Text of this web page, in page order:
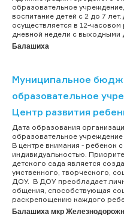
образовательное
воспитание детей с 2 до 7
осуществляется в 12-
дневной недели с выходными
Балашиха
Муниципальное
образовательное
Центр развития
Дата образования
образовательное
В центре внимания - ребенок
индивидуальностью.
детского сада является
умственного, творческого,
ДОУ. В ДОУ преобладает
общения, способствующая
раскрепощению каждого
Балашиха мкр